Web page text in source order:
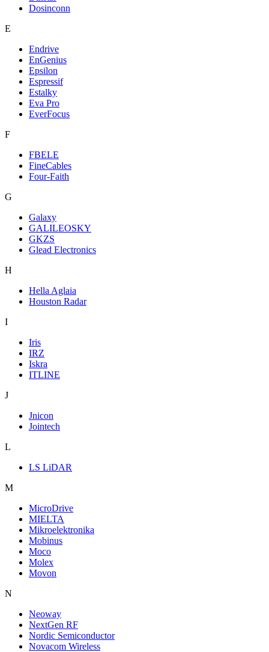
Dosinconn
E
Endrive
EnGenius
Epsilon
Espressif
Estalky
Eva Pro
EverFocus
F
FBELE
FineCables
Four-Faith
G
Galaxy
GALILEOSKY
GKZS
Glead Electronics
H
Hella Aglaia
Houston Radar
I
Iris
IRZ
Iskra
ITLINE
J
Jnicon
Jointech
L
LS LiDAR
M
MicroDrive
MIELTA
Mikroelektronika
Mobinus
Moco
Molex
Movon
N
Neoway
NextGen RF
Nordic Semiconductor
Novacom Wireless